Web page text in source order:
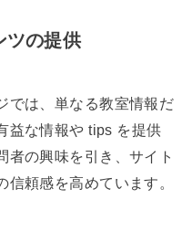
ツの提供
では、単なる教室情報だ
益な情報や tips を提供
者の興味を引き、サイト
頼感を高めています。